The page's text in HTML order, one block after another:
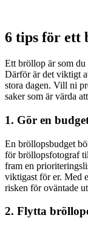
6 tips för ett
Ett bröllop är som
Därför är det viktigt
stora dagen. Vill ni
saker som är värda
1. Gör en
En bröllopsbudget
för bröllopsfotograf
fram en
viktigast för er. Med
risken för oväntade
2. Flytta